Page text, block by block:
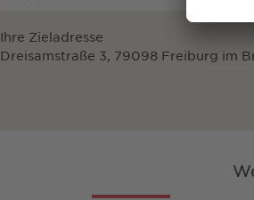
Ihre Zieladresse
Dreisamstraße 3, 79098 Freiburg im